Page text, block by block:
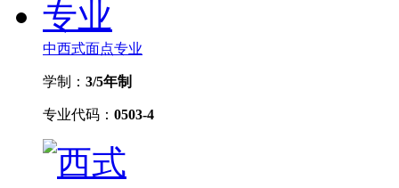
中西式面点专业
学制： 3/5年制
专业代码： 0503-4